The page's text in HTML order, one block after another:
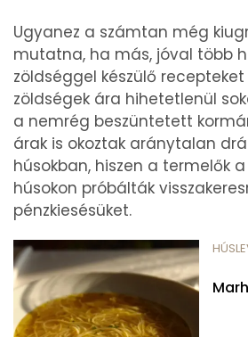
Ugyanez a számtan még
mutatna, ha más, jóval több
zöldséggel készülő recepteket
zöldségek ára hihetetlenül
a nemrég beszüntetett
árak is okoztak aránytalan
húsokban, hiszen a termelők
húsokon próbálták
pénzkiesésüket.